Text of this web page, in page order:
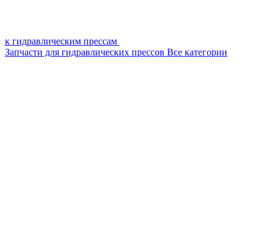
к гидравлическим прессам
Запчасти для гидравлических прессов Все категории